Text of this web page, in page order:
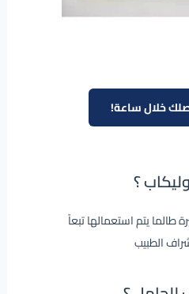
خلال ساعة!
؟
طالما يتم استعمالها تبعاً
الطبيب